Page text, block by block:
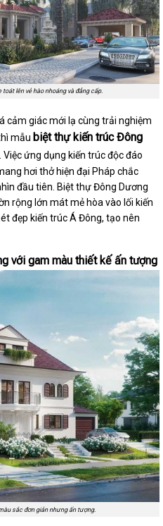
lên vẻ hào nhoáng và đẳng cấp.
cảm giác mới lạ cùng trải nghiệm
mẫu biệt thự kiến trúc Đông
ứng dụng kiến trúc độc đáo
hơi thở hiện đại Pháp chắc
đầu tiên. Biệt thự Đông Dương
rộng lớn mát mẻ hòa vào lối kiến
đẹp kiến trúc Á Đông, tạo nên
với gam màu thiết kế ấn tượng
sắc đơn giản nhưng ấn tượng.